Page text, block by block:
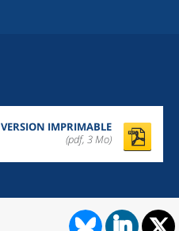
VERSION IMPRIMABLE
(pdf, 3 Mo)